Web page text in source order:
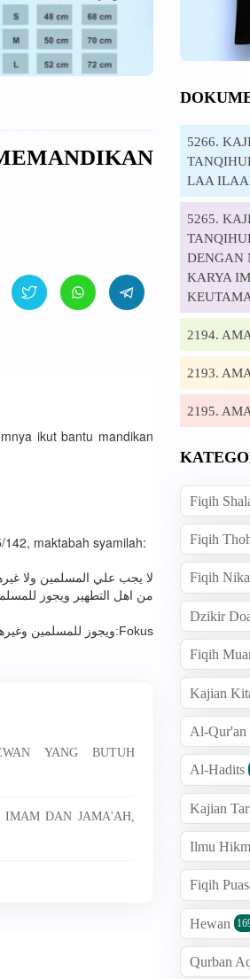
ikut bantu mandikan
maktabah syamilah:
لا يجب علي المسلمين ولا
من اهل التطهير ويجوز
Fokus:ويجوز للمسلمين وغيرهم غسلهOrang Islam dan lainnya boleh memandikannya
YANG BUTUH
IMAM DAN JAMA'AH,
5266.
LAA
5265.
DENGAN
KARYA
2194.
2193.
2195.
Fiqih
Fiqih
Fiqih
Dzikir
Fiqih
Kajian
Al-Qur'an
Al-Hadits
Kajian
Ilmu
Fiqih
Hewan
Qurban